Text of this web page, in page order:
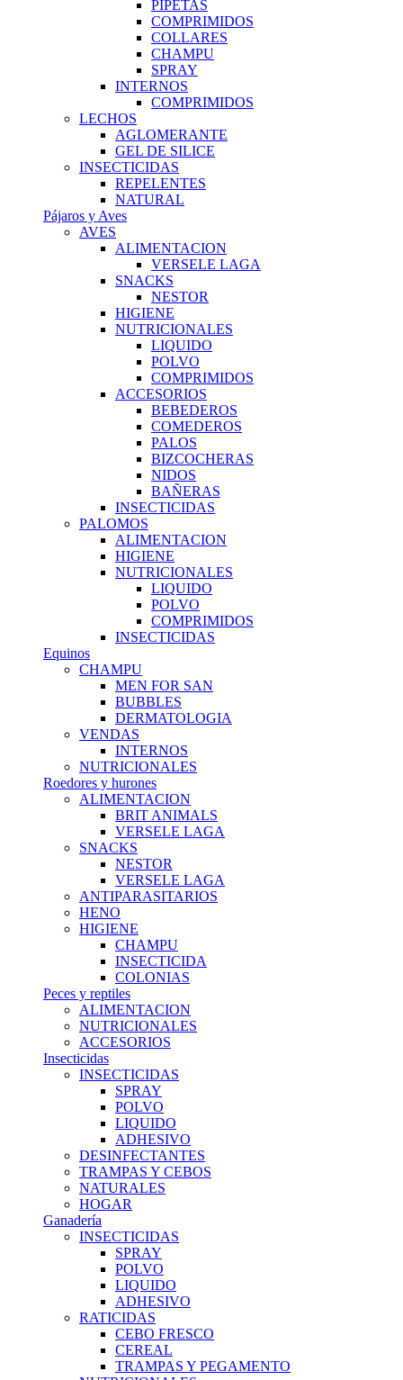
PIPETAS
COMPRIMIDOS
COLLARES
CHAMPU
SPRAY
INTERNOS
COMPRIMIDOS
LECHOS
AGLOMERANTE
GEL DE SILICE
INSECTICIDAS
REPELENTES
NATURAL
Pájaros y Aves
AVES
ALIMENTACION
VERSELE LAGA
SNACKS
NESTOR
HIGIENE
NUTRICIONALES
LIQUIDO
POLVO
COMPRIMIDOS
ACCESORIOS
BEBEDEROS
COMEDEROS
PALOS
BIZCOCHERAS
NIDOS
BAÑERAS
INSECTICIDAS
PALOMOS
ALIMENTACION
HIGIENE
NUTRICIONALES
LIQUIDO
POLVO
COMPRIMIDOS
INSECTICIDAS
Equinos
CHAMPU
MEN FOR SAN
BUBBLES
DERMATOLOGIA
VENDAS
INTERNOS
NUTRICIONALES
Roedores y hurones
ALIMENTACION
BRIT ANIMALS
VERSELE LAGA
SNACKS
NESTOR
VERSELE LAGA
ANTIPARASITARIOS
HENO
HIGIENE
CHAMPU
INSECTICIDA
COLONIAS
Peces y reptiles
ALIMENTACION
NUTRICIONALES
ACCESORIOS
Insecticidas
INSECTICIDAS
SPRAY
POLVO
LIQUIDO
ADHESIVO
DESINFECTANTES
TRAMPAS Y CEBOS
NATURALES
HOGAR
Ganadería
INSECTICIDAS
SPRAY
POLVO
LIQUIDO
ADHESIVO
RATICIDAS
CEBO FRESCO
CEREAL
TRAMPAS Y PEGAMENTO